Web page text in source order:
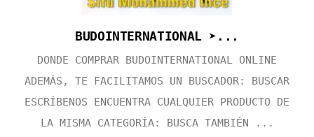
BUDOINTERNATIONAL ➤...
DONDE COMPRAR BUDOINTERNATIONAL ONLINE
ADEMÁS, TE FACILITAMOS UN BUSCADOR: BUSCAR
ESCRÍBENOS ENCUENTRA CUALQUIER PRODUCTO DE
LA MISMA CATEGORÍA: BUSCA TAMBIÉN ...